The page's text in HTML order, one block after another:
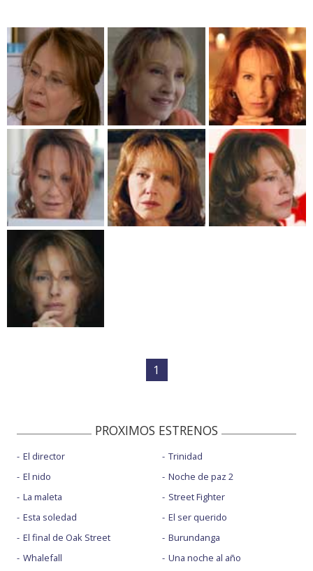
1
PROXIMOS ESTRENOS
El director
El nido
La maleta
Esta soledad
El final de Oak Street
Whalefall
Trinidad
Noche de paz 2
Street Fighter
El ser querido
Burundanga
Una noche al año